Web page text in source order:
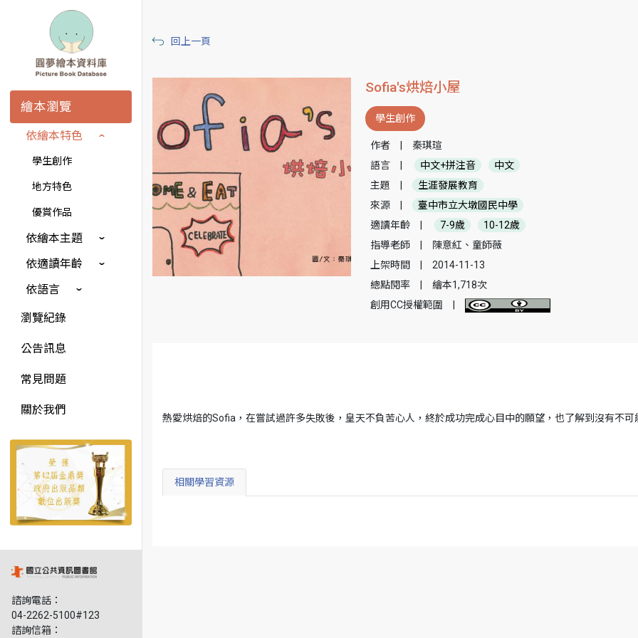
繪本瀏覽
依繪本特色
學生創作
地方特色
優賞作品
依繪本主題
依適讀年齡
依語言
瀏覽紀錄
公告訊息
常見問題
關於我們
諮詢電話：
04-2262-5100#123
諮詢信箱：
回上一頁
Sofia's烘焙小屋
學生創作
作者
秦琪瑄
語言
中文+拼注音
中文
主題
生涯發展教育
來源
臺中市立大墩國民中學
適讀年齡
7-9歲
10-12歲
指導老師
陳意紅、童師薇
上架時間
2014-11-13
總點閱率
繪本1,718次
創用CC授權範圍
熱愛烘焙的Sofia，在嘗試過許多失敗後，皇天不負苦心人，終於成功完成心目中的願望，也了解到沒有不
相關學習資源